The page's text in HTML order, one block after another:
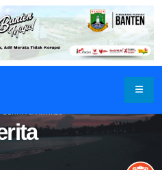
BERITA & ARTIKEL